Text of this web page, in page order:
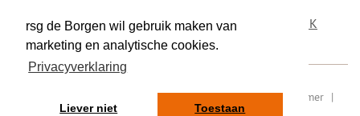
rsg de Borgen wil gebruik maken van
marketing en analytische cookies.
Privacyverklaring
Liever niet Toestaan
DEEL DIT BERICHT OP TWITTER OP FACEBOOK
RSIN/ fiscaal nummer: 8077.87.000 | Sitemap | Disclaimer |